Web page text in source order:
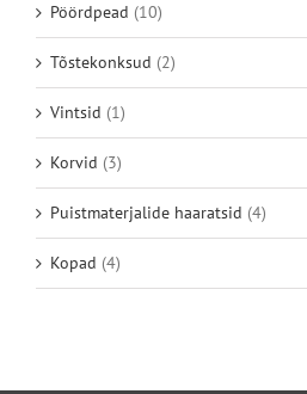
Pöördpead (10)
Tõstekonksud (2)
Vintsid (1)
Korvid (3)
Puistmaterjalide haaratsid (4)
Kopad (4)